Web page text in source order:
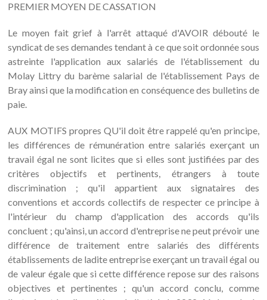
PREMIER MOYEN DE CASSATION
Le moyen fait grief à l'arrêt attaqué d'AVOIR débouté le
syndicat de ses demandes tendant à ce que soit ordonnée sous
astreinte l'application aux salariés de l'établissement du
Molay Littry du barème salarial de l'établissement Pays de
Bray ainsi que la modification en conséquence des bulletins de
paie.
AUX MOTIFS propres QU'il doit être rappelé qu'en principe,
les différences de rémunération entre salariés exerçant un
travail égal ne sont licites que si elles sont justifiées par des
critères objectifs et pertinents, étrangers à toute
discrimination ; qu'il appartient aux signataires des
conventions et accords collectifs de respecter ce principe à
l'intérieur du champ d'application des accords qu'ils
concluent ; qu'ainsi, un accord d'entreprise ne peut prévoir une
différence de traitement entre salariés des différents
établissements de ladite entreprise exerçant un travail égal ou
de valeur égale que si cette différence repose sur des raisons
objectives et pertinentes ; qu'un accord conclu, comme